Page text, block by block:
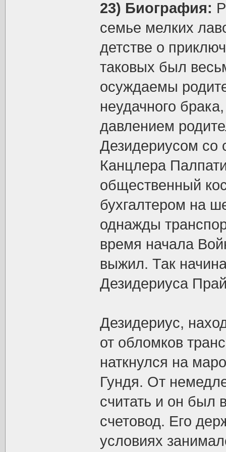
23) Биография:
семье мелких
детстве о
таковых был
осуждаемы
неудачного
давлением
Дезидериусом со
Канцлера
общественный
бухгалтером на
однажды
время начала
выжил. Так
Дезидериуса
Дезидериус,
от обломков
наткнулся на
Гундя. От
считать и он был
счетовод. Его
условиях